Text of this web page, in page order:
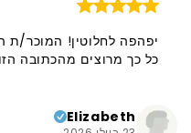
יפהפה לחלוטין! המוכר/ת
כל כך מרוצים מהכתובה
Elizabeth